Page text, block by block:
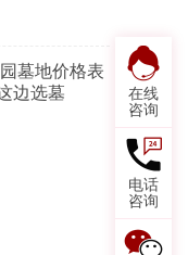
在线
咨询
电话
咨询
墓地价格表
边选墓